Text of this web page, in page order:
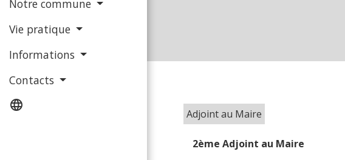
Notre commune
Vie pratique
Informations
Contacts
language
Adjoint au Maire
2ème Adjoint au Maire